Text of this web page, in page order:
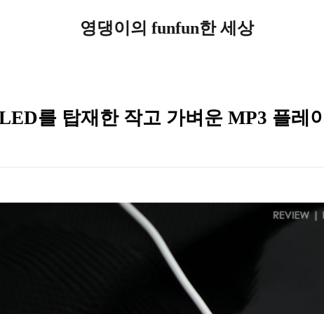
영댕이의 funfun한 세상
를 탑재한 작고 가벼운 MP3 플레